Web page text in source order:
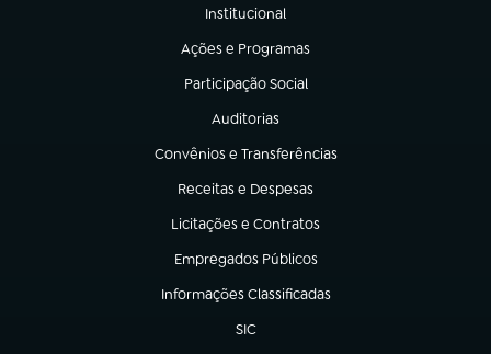
Institucional
(abre em nova aba)
Ações e Programas
(abre em nova aba)
Participação Social
(abre em nova aba)
Auditorias
(abre em nova aba)
Convênios e Transferências
(abre em nova aba)
Receitas e Despesas
(abre em nova aba)
Licitações e Contratos
(abre em nova aba)
Empregados Públicos
(abre em nova aba)
Informações Classificadas
(abre em nova aba)
SIC
(abre em nova aba)